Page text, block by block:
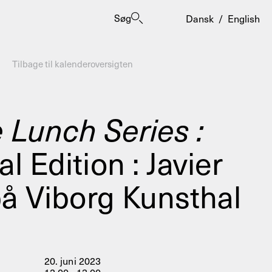
Søg Dansk / English
Tilbage til kalenderoversigten
Lunch Series :
Edition : Javier
Viborg Kunsthal
20. juni 2023